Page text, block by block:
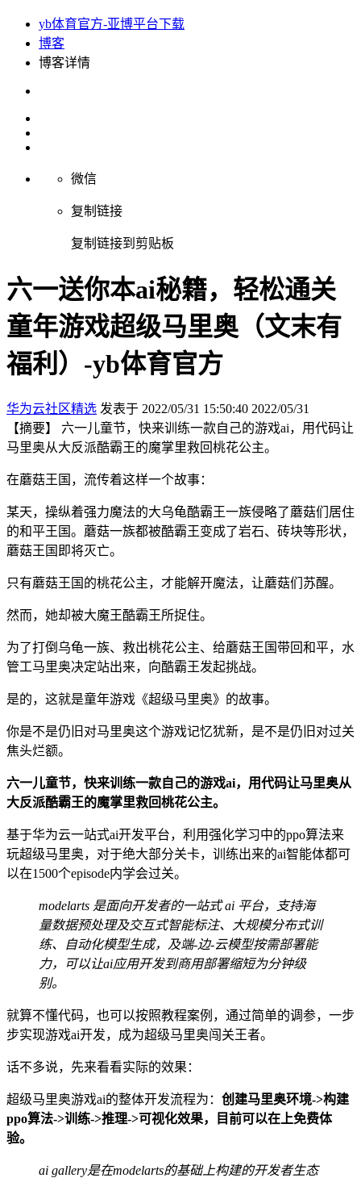
yb体育官方-亚博平台下载
博客
博客详情
微信
复制链接
复制链接到剪贴板
六一送你本ai秘籍，轻松通关
童年游戏超级马里奥（文末有
福利）-yb体育官方
华为云社区精选 发表于 2022/05/31 15:50:40 2022/05/31
【摘要】 六一儿童节，快来训练一款自己的游戏ai，用代码让
马里奥从大反派酷霸王的魔掌里救回桃花公主。
在蘑菇王国，流传着这样一个故事：
某天，操纵着强力魔法的大乌龟酷霸王一族侵略了蘑菇们居住
的和平王国。蘑菇一族都被酷霸王变成了岩石、砖块等形状，
蘑菇王国即将灭亡。
只有蘑菇王国的桃花公主，才能解开魔法，让蘑菇们苏醒。
然而，她却被大魔王酷霸王所捉住。
为了打倒乌龟一族、救出桃花公主、给蘑菇王国带回和平，水
管工马里奥决定站出来，向酷霸王发起挑战。
是的，这就是童年游戏《超级马里奥》的故事。
你是不是仍旧对马里奥这个游戏记忆犹新，是不是仍旧对过关
焦头烂额。
六一儿童节，快来训练一款自己的游戏ai，用代码让马里奥从
大反派酷霸王的魔掌里救回桃花公主。
基于华为云一站式ai开发平台，利用强化学习中的ppo算法来
玩超级马里奥，对于绝大部分关卡，训练出来的ai智能体都可
以在1500个episode内学会过关。
modelarts 是面向开发者的一站式 ai 平台，支持海
量数据预处理及交互式智能标注、大规模分布式训
练、自动化模型生成，及端-边-云模型按需部署能
力，可以让ai应用开发到商用部署缩短为分钟级
别。
就算不懂代码，也可以按照教程案例，通过简单的调参，一步
步实现游戏ai开发，成为超级马里奥闯关王者。
话不多说，先来看看实际的效果：
超级马里奥游戏ai的整体开发流程为： 创建马里奥环境->构建
ppo算法->训练->推理->可视化效果，目前可以在上免费体
验。
ai gallery是在modelarts的基础上构建的开发者生态